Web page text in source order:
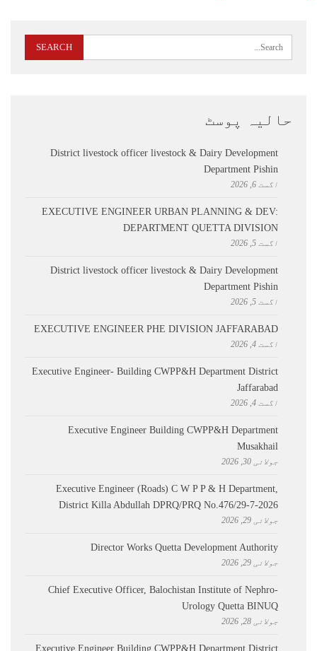
حالیہ پوسٹ
District livestock officer livestock & Dairy Development
Department Pishin
اگست 6, 2026
EXECUTIVE ENGINEER URBAN PLANNING & DEV:
DEPARTMENT QUETTA DIVISION
اگست 5, 2026
District livestock officer livestock & Dairy Development
Department Pishin
اگست 5, 2026
EXECUTIVE ENGINEER PHE DIVISION JAFFARABAD
اگست 4, 2026
Executive Engineer- Building CWPP&H Department District
Jaffarabad
اگست 4, 2026
Executive Engineer Building CWPP&H Department
Musakhail
جولائی 30, 2026
Executive Engineer (Roads) C W P P & H Department,
District Killa Abdullah ​DPRQ/PRQ No.476/29-7-2026
جولائی 29, 2026
Director Works Quetta Development Authority
جولائی 29, 2026
Chief Executive Officer, Balochistan Institute of Nephro-
Urology Quetta BINUQ
جولائی 28, 2026
Executive Engineer Building CWPP&H Department District